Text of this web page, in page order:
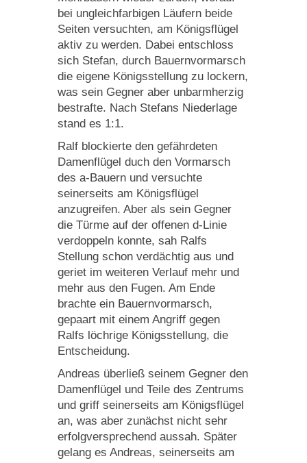
bei ungleichfarbigen Läufern beide
Seiten versuchten, am Königsflügel
aktiv zu werden. Dabei entschloss
sich Stefan, durch Bauernvormarsch
die eigene Königsstellung zu lockern,
was sein Gegner aber unbarmherzig
bestrafte. Nach Stefans Niederlage
stand es 1:1.
Ralf blockierte den gefährdeten
Damenflügel duch den Vormarsch
des a-Bauern und versuchte
seinerseits am Königsflügel
anzugreifen. Aber als sein Gegner
die Türme auf der offenen d-Linie
verdoppeln konnte, sah Ralfs
Stellung schon verdächtig aus und
geriet im weiteren Verlauf mehr und
mehr aus den Fugen. Am Ende
brachte ein Bauernvormarsch,
gepaart mit einem Angriff gegen
Ralfs löchrige Königsstellung, die
Entscheidung.
Andreas überließ seinem Gegner den
Damenflügel und Teile des Zentrums
und griff seinerseits am Königsflügel
an, was aber zunächst nicht sehr
erfolgversprechend aussah. Später
gelang es Andreas, seinerseits am